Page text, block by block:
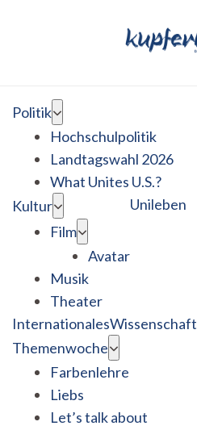
Politik
Hochschulpolitik
Landtagswahl 2026
What Unites U.S.?
Kultur
Film
Avatar
Musik
Theater
Unileben
InternationalesWissenschaft
Themenwoche
Farbenlehre
Liebs
Let’s talk about